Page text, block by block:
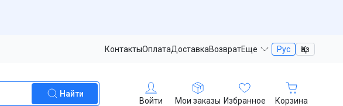
КонтактыОплатаДоставкаВозвратЕще Рус Қаз
Найти
Войти Мои заказы Избранное Корзина